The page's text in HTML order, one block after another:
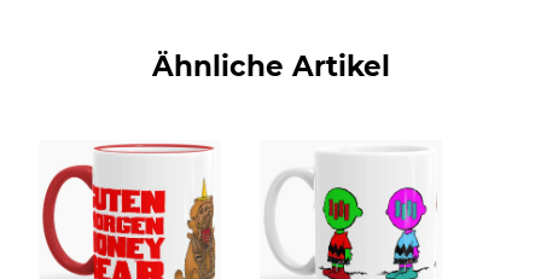
Ähnliche Artikel